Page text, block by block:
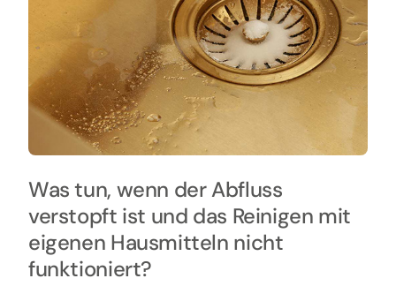
Was tun, wenn der Abfluss
verstopft ist und das Reinigen mit
eigenen Hausmitteln nicht
funktioniert?